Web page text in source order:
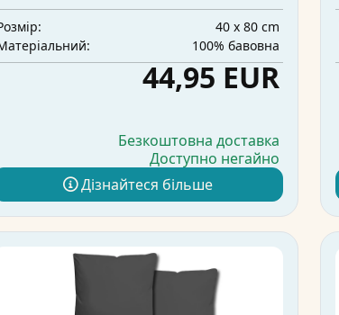
40 x 80 cm
100% бавовна
44,95 EUR
Безкоштовна доставка
Доступно негайно
Дізнайтеся більше